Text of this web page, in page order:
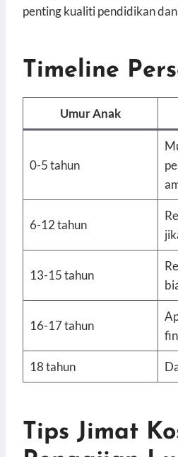
penting kualiti pendidikan dan
Timeline
Umur Anak
0-5 tahun
6-12 tahun
13-15 tahun
16-17 tahun
18 tahun
Tips Jimat